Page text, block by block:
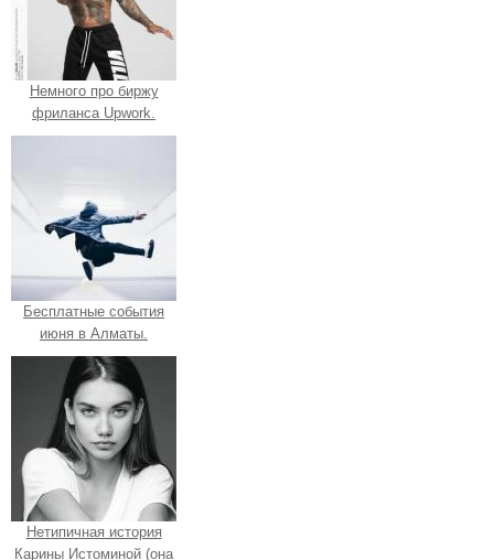
Немного про биржу
фриланса Upwork.
Бесплатные события
июня в Алматы.
Нетипичная история
Карины Истоминой (она